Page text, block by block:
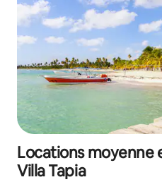
Locations moyenne
Villa Tapia